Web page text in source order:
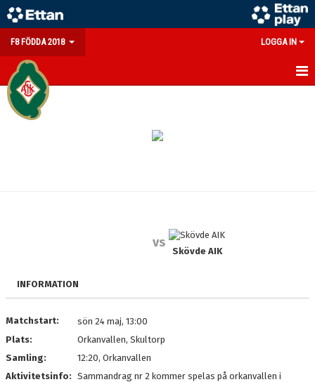
F8 FÖDDA 2018 LOGGA IN
HEM
DOKUMENT
vs
Skövde AIK
INFORMATION
Matchstart:
sön 24 maj, 13:00
Plats:
Orkanvallen, Skultorp
Samling:
12:20, Orkanvallen
Aktivitetsinfo: Sammandrag nr 2 kommer spelas på orkanvallen i